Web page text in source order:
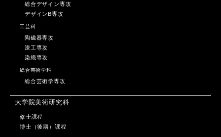
総合デザイン専攻
デザインB専攻
工芸科
陶磁器専攻
漆工専攻
染織専攻
総合芸術学科
総合芸術学専攻
大学院美術研究科
修士課程
博士（後期）課程